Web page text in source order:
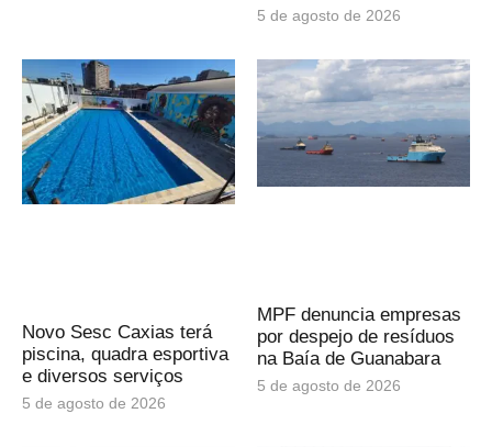
5 de agosto de 2026
Novo Sesc Caxias terá
piscina, quadra esportiva
e diversos serviços
5 de agosto de 2026
MPF denuncia empresas
por despejo de resíduos
na Baía de Guanabara
5 de agosto de 2026